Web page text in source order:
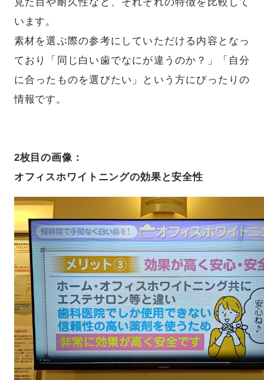
います。
素材を選ぶ際の参考にしていただける内容となっ
ており「同じ白い歯でなにが違うのか？」「自分
に合ったものを選びたい」という方にぴったりの
情報です。
2枚目の画像：
オフィスホワイトニングの効果と安全性